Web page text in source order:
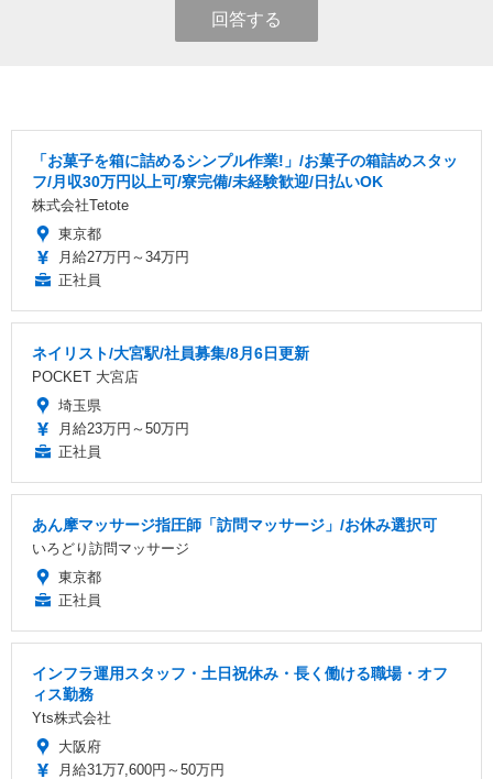
回答する
「お菓子を箱に詰めるシンプル作業!」/お菓子の箱詰めスタッ
フ/月収30万円以上可/寮完備/未経験歓迎/日払いOK
株式会社Tetote
東京都
月給27万円～34万円
正社員
ネイリスト/大宮駅/社員募集/8月6日更新
POCKET 大宮店
埼玉県
月給23万円～50万円
正社員
あん摩マッサージ指圧師「訪問マッサージ」/お休み選択可
いろどり訪問マッサージ
東京都
正社員
インフラ運用スタッフ・土日祝休み・長く働ける職場・オフ
ィス勤務
Yts株式会社
大阪府
月給31万7,600円～50万円